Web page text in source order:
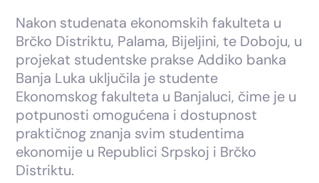
Nakon studenata ekonomskih fakulteta u
Brčko Distriktu, Palama, Bijeljini, te Doboju, u
projekat studentske prakse Addiko banka
Banja Luka uključila je studente
Ekonomskog fakulteta u Banjaluci, čime je u
potpunosti omogućena i dostupnost
praktičnog znanja svim studentima
ekonomije u Republici Srpskoj i Brčko
Distriktu.